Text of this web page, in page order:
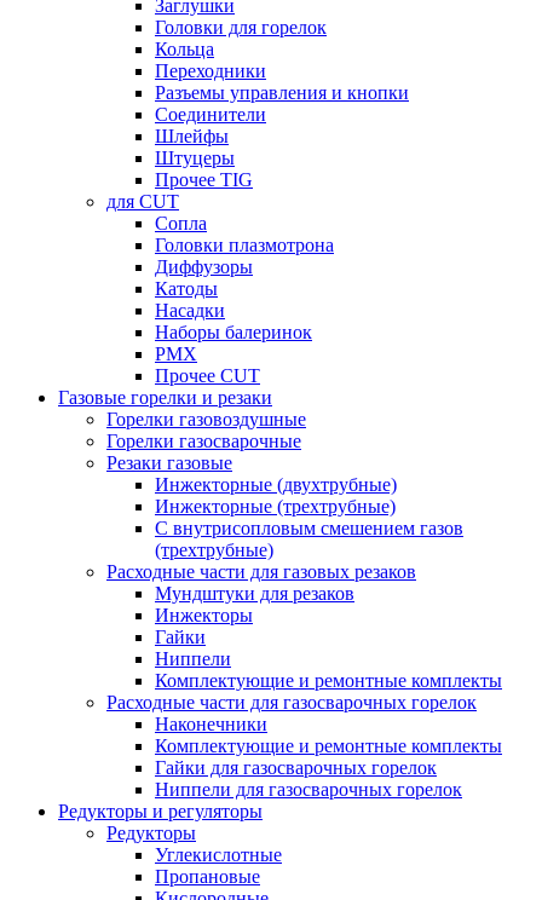
Заглушки
Головки для горелок
Кольца
Переходники
Разъемы управления и кнопки
Соединители
Шлейфы
Штуцеры
Прочее TIG
для CUT
Сопла
Головки плазмотрона
Диффузоры
Катоды
Насадки
Наборы балеринок
PMX
Прочее CUT
Газовые горелки и резаки
Горелки газовоздушные
Горелки газосварочные
Резаки газовые
Инжекторные (двухтрубные)
Инжекторные (трехтрубные)
С внутрисопловым смешением газов
(трехтрубные)
Расходные части для газовых резаков
Мундштуки для резаков
Инжекторы
Гайки
Ниппели
Комплектующие и ремонтные комплекты
Расходные части для газосварочных горелок
Наконечники
Комплектующие и ремонтные комплекты
Гайки для газосварочных горелок
Ниппели для газосварочных горелок
Редукторы и регуляторы
Редукторы
Углекислотные
Пропановые